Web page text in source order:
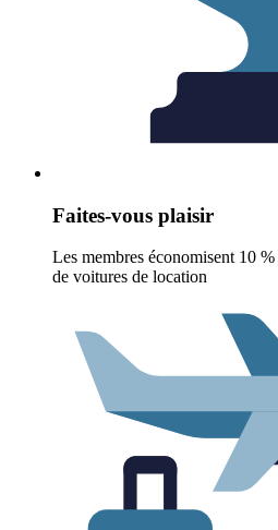
Faites-vous plaisir
Les membres économisent 10
de voitures de location